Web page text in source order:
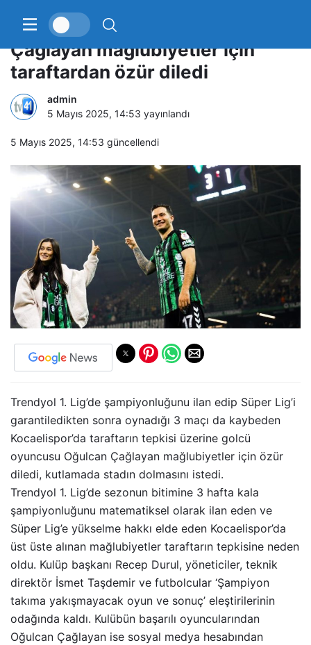
Kocaelispor’da Oğulcan
Çağlayan mağlubiyetler için
taraftardan özür diledi
admin
5 Mayıs 2025, 14:53 yayınlandı
5 Mayıs 2025, 14:53 güncellendi
Trendyol 1. Lig’de şampiyonluğunu ilan edip Süper Lig’i
garantiledikten sonra oynadığı 3 maçı da kaybeden
Kocaelispor’da taraftarın tepkisi üzerine golcü
oyuncusu Oğulcan Çağlayan mağlubiyetler için özür
diledi, kutlamada stadın dolmasını istedi.
Trendyol 1. Lig’de sezonun bitimine 3 hafta kala
şampiyonluğunu matematiksel olarak ilan eden ve
Süper Lig’e yükselme hakkı elde eden Kocaelispor’da
üst üste alınan mağlubiyetler taraftarın tepkisine neden
oldu. Kulüp başkanı Recep Durul, yöneticiler, teknik
direktör İsmet Taşdemir ve futbolcular ‘Şampiyon
takıma yakışmayacak oyun ve sonuç’ eleştirilerinin
odağında kaldı. Kulübün başarılı oyuncularından
Oğulcan Çağlayan ise sosyal medya hesabından